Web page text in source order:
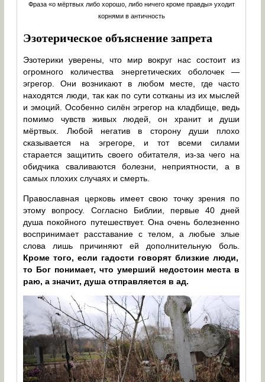
Фраза «о мёртвых либо хорошо, либо ничего кроме правды» уходит
корнями в античность
Эзотерическое объяснение запрета
Эзотерики уверены, что мир вокруг нас состоит из
огромного количества энергетических оболочек —
эгрегор. Они возникают в любом месте, где часто
находятся люди, так как по сути сотканы из их мыслей
и эмоций. Особенно силён эгрегор на кладбище, ведь
помимо чувств живых людей, он хранит и души
мёртвых. Любой негатив в сторону души плохо
сказывается на эгрегоре, и тот всеми силами
старается защитить своего обитателя, из-за чего на
обидчика сваливаются болезни, неприятности, а в
самых плохих случаях и смерть.
Православная церковь имеет свою точку зрения по
этому вопросу. Согласно Библии, первые 40 дней
душа покойного путешествует. Она очень болезненно
воспринимает расставание с телом, а любые злые
слова лишь причиняют ей дополнительную боль.
Кроме того, если гадости говорят близкие люди,
то Бог понимает, что умерший недостоин места в
раю, а значит, душа отправляется в ад.